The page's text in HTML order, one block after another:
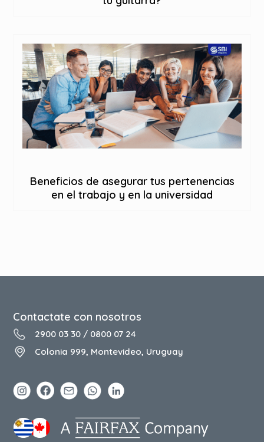
Beneficios de asegurar tus pertenencias
en el trabajo y en la universidad
Contactate con nosotros
2900 03 30 / 0800 07 24
Colonia 999, Montevideo, Uruguay